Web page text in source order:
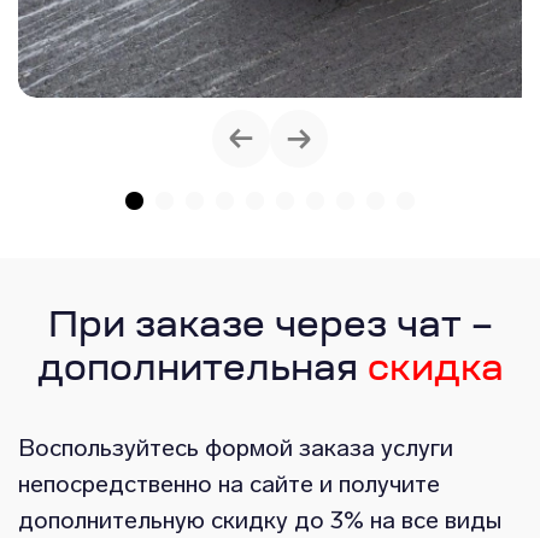
При заказе через чат –
дополнительная скидка
Воспользуйтесь формой заказа услуги
непосредственно на сайте и получите
дополнительную скидку до 3% на все виды